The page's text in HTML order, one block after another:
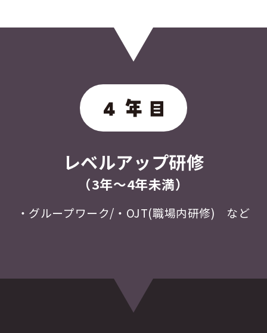
レベルアップ研修
（3年〜4年未満）
・グループワーク/・OJT(職場内研修) など